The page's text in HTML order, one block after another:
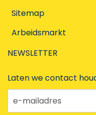
Sitemap
Arbeidsmarkt
NEWSLETTER
Laten we contact
e-mailadres